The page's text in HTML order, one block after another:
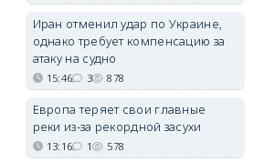
Иран отменил удар по Украине,
однако требует компенсацию за
атаку на судно
15:46 3 878
Европа теряет свои главные
реки из-за рекордной засухи
13:16 1 578